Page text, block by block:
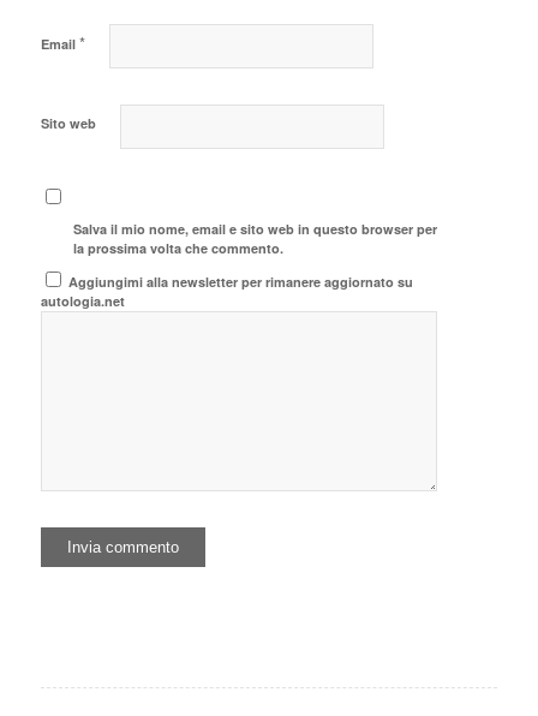
Email *
Sito web
Salva il mio nome, email e sito web in questo browser per
la prossima volta che commento.
Aggiungimi alla newsletter per rimanere aggiornato su
autologia.net